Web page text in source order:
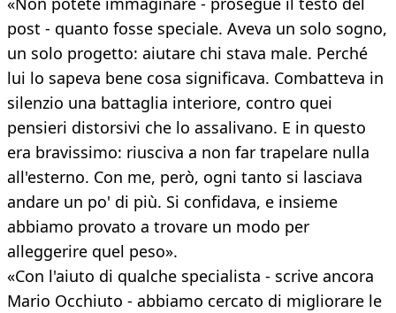
post - quanto fosse speciale. Aveva un solo sogno,
un solo progetto: aiutare chi stava male. Perché
lui lo sapeva bene cosa significava. Combatteva in
silenzio una battaglia interiore, contro quei
pensieri distorsivi che lo assalivano. E in questo
era bravissimo: riusciva a non far trapelare nulla
all'esterno. Con me, però, ogni tanto si lasciava
andare un po' di più. Si confidava, e insieme
abbiamo provato a trovare un modo per
alleggerire quel peso».
«Con l'aiuto di qualche specialista - scrive ancora
Mario Occhiuto - abbiamo cercato di migliorare le